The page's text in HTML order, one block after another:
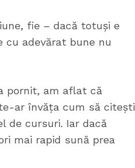
fie – dacă totuși e
adevărat bune nu
pornit, am aflat că
ar învăța cum să citești
de cursuri. Iar dacă
mai rapid sună prea